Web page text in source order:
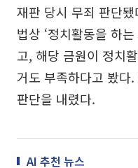
재판 당시 무죄 판단
법상 ‘정치활동을 하
고, 해당 금원이 정치
거도 부족하다고 봤다
판단을 내렸다.
AI 추천 뉴스